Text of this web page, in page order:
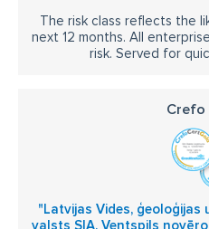
The risk class reflects the
next 12 months. All
risk. Served for
Crefo
"Latvijas Vides,
valsts SIA, Ventspils